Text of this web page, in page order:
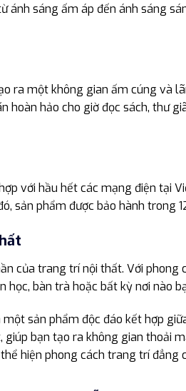
ánh sáng ấm áp đến ánh sáng
ra một không gian ấm cúng và
hảo cho giờ đọc sách, thư
với hầu hết các mạng điện tại
sản phẩm được bảo hành trong
của trang trí nội thất. Với phong
bàn trà hoặc bất kỳ nơi nào
sản phẩm độc đáo kết hợp
bạn tạo ra không gian thoải
hiện phong cách trang trí đẳng